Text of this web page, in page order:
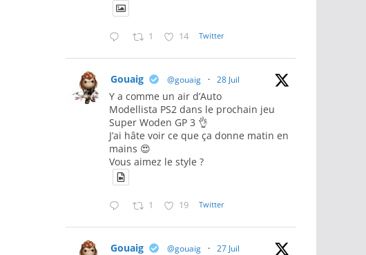
1 14 Twitter
Gouaig @gouaig · 28 Juil
Y a comme un air d’Auto
Modellista PS2 dans le prochain jeu
Super Woden GP 3 👌
J’ai hâte voir ce que ça donne matin en
mains 😍
Vous aimez le style ?
1 19 Twitter
Gouaig @gouaig · 27 Juil